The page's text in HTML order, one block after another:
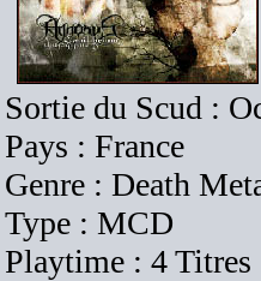
Sortie du Scud :
Pays : France
Genre : Death
Type : MCD
Playtime : 4